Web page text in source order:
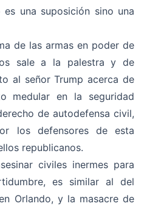
una suposición sino una
de las armas en poder de
sale a la palestra y de
al señor Trump acerca de
medular en la seguridad
de autodefensa civil,
los defensores de esta
republicanos.
civiles inermes para
es similar al del
Orlando, y la masacre de